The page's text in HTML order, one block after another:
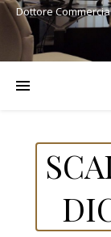
Dottore